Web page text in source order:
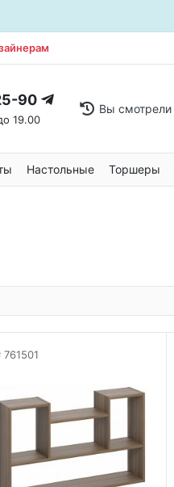
90
19.00
Вы смотрели
Настольные Торшеры
761501